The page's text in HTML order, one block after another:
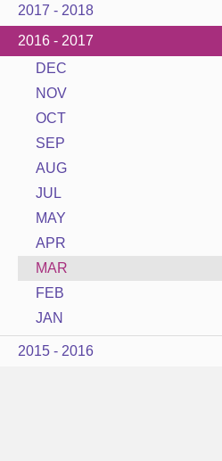
2017 - 2018
2016 - 2017
DEC
NOV
OCT
SEP
AUG
JUL
MAY
APR
MAR
FEB
JAN
2015 - 2016